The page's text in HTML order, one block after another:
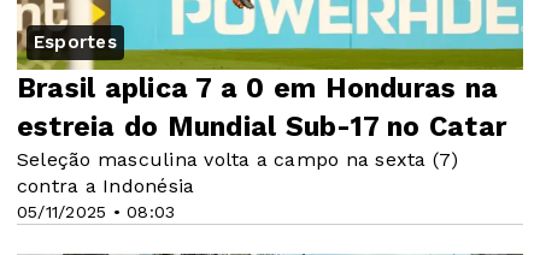
Esportes
05/11/2025 • 08:03
Brasil aplica 7 a 0 em Honduras na
estreia do Mundial Sub-17 no Catar
Seleção masculina volta a campo na sexta (7)
contra a Indonésia